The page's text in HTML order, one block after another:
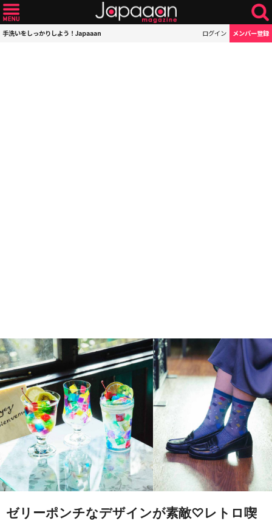
手洗いをしっかりしよう！Japaaan ログイン メンバー登録
ゼリーポンチなデザインが素敵♡レトロ喫